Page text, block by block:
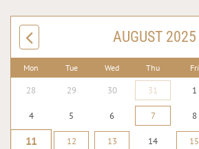
AUGUST 2025
Mon Tue Wed Thu Fri
28 29 30 31 1
4 5 6 7 8
11 12 13 14 15